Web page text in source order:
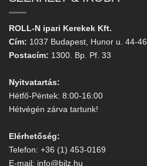
ROLL-N ipari Kerekek Kft.
Cím: 1037 Budapest, Hunor u. 44-46.
Postacím: 1300. Bp. Pf. 33
Nyitvatartás:
Hétfő-Péntek: 8:00-16:00
Hétvégén zárva tartunk!
Elérhetőség:
Telefon: +36 (1) 453-0169
E-mail: info@bilz.hu